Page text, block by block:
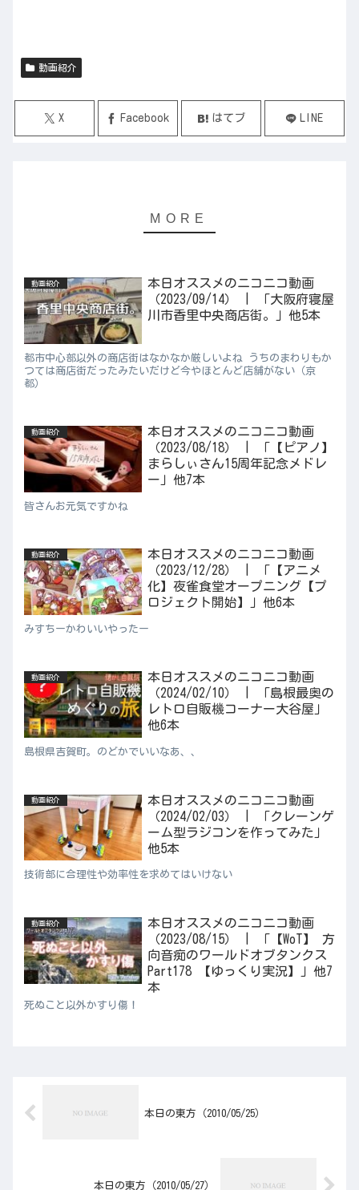
動画紹介
X Facebook はてブ LINE
動画紹介
本日オススメのニコニコ動画
（2023/09/14） | 「大阪府寝屋
川市香里中央商店街。」他5本
都市中心部以外の商店街はなかなか厳しいよね うちのまわりもか
つては商店街だったみたいだけど今やほとんど店舗がない（京
都）
動画紹介
本日オススメのニコニコ動画
（2023/08/18） | 「【ピアノ】
まらしぃさん15周年記念メドレ
ー」他7本
皆さんお元気ですかね
動画紹介
本日オススメのニコニコ動画
（2023/12/28） | 「【アニメ
化】夜雀食堂オープニング【プ
ロジェクト開始】」他6本
みすちーかわいいやったー
動画紹介
本日オススメのニコニコ動画
（2024/02/10） | 「島根最奥の
レトロ自販機コーナー大谷屋」
他6本
島根県吉賀町。のどかでいいなあ、、
動画紹介
本日オススメのニコニコ動画
（2024/02/03） | 「クレーンゲ
ーム型ラジコンを作ってみた」
他5本
技術部に合理性や効率性を求めてはいけない
動画紹介
本日オススメのニコニコ動画
（2023/08/15） | 「【WoT】 方
向音痴のワールドオブタンクス
Part178 【ゆっくり実況】」他7
本
死ぬこと以外かすり傷！
本日の東方（2010/05/25）
本日の東方（2010/05/27）